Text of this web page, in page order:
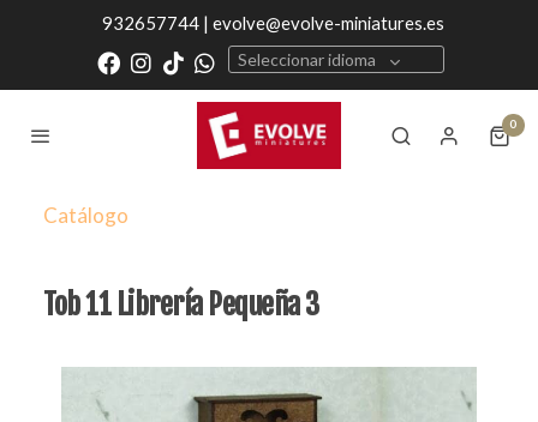
932657744 | evolve@evolve-miniatures.es
Seleccionar idioma
0
Catálogo
Tob 11 Librería Pequeña 3